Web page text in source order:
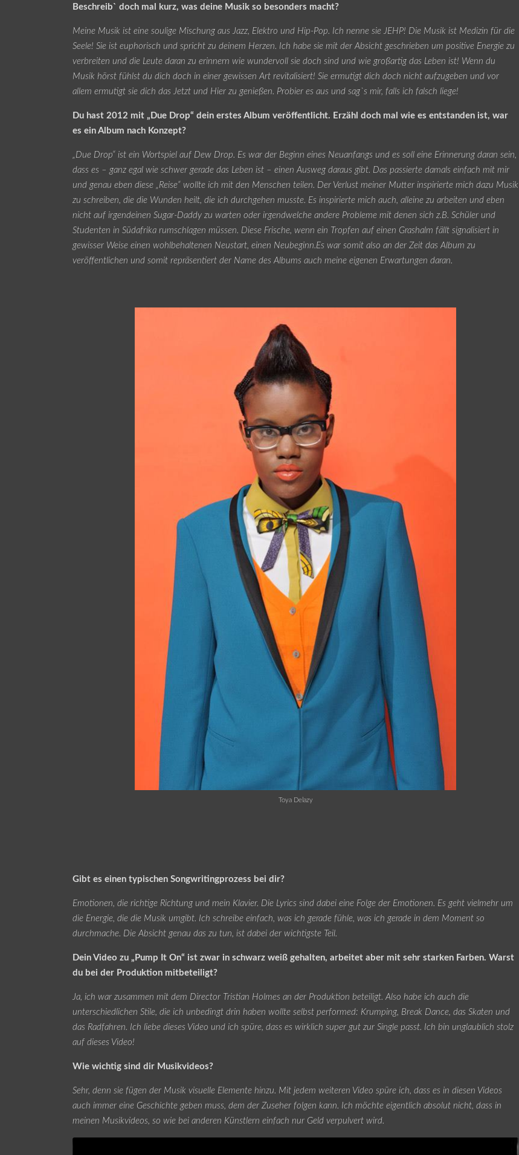
Beschreib` doch mal kurz, was deine Musik so besonders macht?
Meine Musik ist eine soulige Mischung aus Jazz, Elektro und Hip-Pop. Ich nenne sie JEHP! Die Musik ist Medizin für die
Seele! Sie ist euphorisch und spricht zu deinem Herzen. Ich habe sie mit der Absicht geschrieben um positive Energie zu
verbreiten und die Leute daran zu erinnern wie wundervoll sie doch sind und wie großartig das Leben ist! Wenn du
Musik hörst fühlst du dich doch in einer gewissen Art revitalisiert! Sie ermutigt dich doch nicht aufzugeben und vor
allem ermutigt sie dich das Jetzt und Hier zu genießen. Probier es aus und sag`s mir, falls ich falsch liege!
Du hast 2012 mit „Due Drop“ dein erstes Album veröffentlicht. Erzähl doch mal wie es entstanden ist, war
es ein Album nach Konzept?
„Due Drop“ ist ein Wortspiel auf Dew Drop. Es war der Beginn eines Neuanfangs und es soll eine Erinnerung daran sein,
dass es – ganz egal wie schwer gerade das Leben ist – einen Ausweg daraus gibt. Das passierte damals einfach mit mir
und genau eben diese „Reise“ wollte ich mit den Menschen teilen. Der Verlust meiner Mutter inspirierte mich dazu Musik
zu schreiben, die die Wunden heilt, die ich durchgehen musste. Es inspirierte mich auch, alleine zu arbeiten und eben
nicht auf irgendeinen Sugar-Daddy zu warten oder irgendwelche andere Probleme mit denen sich z.B. Schüler und
Studenten in Südafrika rumschlagen müssen. Diese Frische, wenn ein Tropfen auf einen Grashalm fällt signalisiert in
gewisser Weise einen wohlbehaltenen Neustart, einen Neubeginn.Es war somit also an der Zeit das Album zu
veröffentlichen und somit repräsentiert der Name des Albums auch meine eigenen Erwartungen daran.
Toya Delazy
Gibt es einen typischen Songwritingprozess bei dir?
Emotionen, die richtige Richtung und mein Klavier. Die Lyrics sind dabei eine Folge der Emotionen. Es geht vielmehr um
die Energie, die die Musik umgibt. Ich schreibe einfach, was ich gerade fühle, was ich gerade in dem Moment so
durchmache. Die Absicht genau das zu tun, ist dabei der wichtigste Teil.
Dein Video zu „Pump It On“ ist zwar in schwarz weiß gehalten, arbeitet aber mit sehr starken Farben. Warst
du bei der Produktion mitbeteiligt?
Ja, ich war zusammen mit dem Director Tristian Holmes an der Produktion beteiligt. Also habe ich auch die
unterschiedlichen Stile, die ich unbedingt drin haben wollte selbst performed: Krumping, Break Dance, das Skaten und
das Radfahren. Ich liebe dieses Video und ich spüre, dass es wirklich super gut zur Single passt. Ich bin unglaublich stolz
auf dieses Video!
Wie wichtig sind dir Musikvideos?
Sehr, denn sie fügen der Musik visuelle Elemente hinzu. Mit jedem weiteren Video spüre ich, dass es in diesen Videos
auch immer eine Geschichte geben muss, dem der Zuseher folgen kann. Ich möchte eigentlich absolut nicht, dass in
meinen Musikvideos, so wie bei anderen Künstlern einfach nur Geld verpulvert wird.